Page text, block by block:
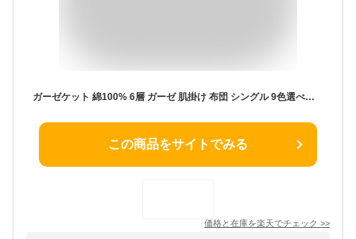
ガーゼケット 綿100% 6層 ガーゼ 肌掛け 布団 シングル 9色選べる 吸水速乾 通気性抜群 夏用 軽量 ふんわり 柔らかい 洗うほど育つ 優しい 肌触り 出産祝い 保育園 赤ちゃん 新生児 ベビー 高
この商品をサイトでみる
価格と在庫を楽天でチェック >>